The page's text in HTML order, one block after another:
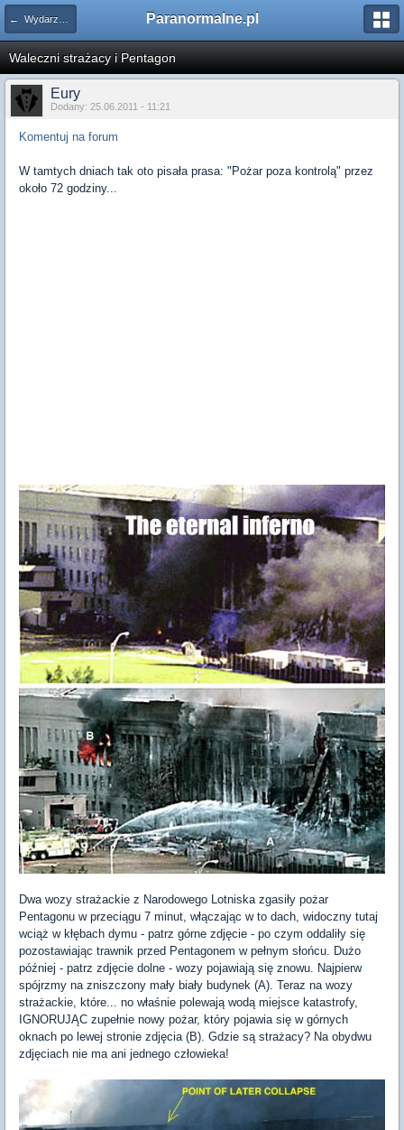
← Wydarzenia 9|11 Paranormalne.pl
Waleczni strażacy i Pentagon
Eury
Dodany: 25.06.2011 - 11:21
Komentuj na forum
W tamtych dniach tak oto pisała prasa: "Pożar poza kontrolą" przez
około 72 godziny...
Dwa wozy strażackie z Narodowego Lotniska zgasiły pożar
Pentagonu w przeciągu 7 minut, włączając w to dach, widoczny tutaj
wciąż w kłębach dymu - patrz górne zdjęcie - po czym oddaliły się
pozostawiając trawnik przed Pentagonem w pełnym słońcu. Dużo
później - patrz zdjęcie dolne - wozy pojawiają się znowu. Najpierw
spójrzmy na zniszczony mały biały budynek (A). Teraz na wozy
strażackie, które... no właśnie polewają wodą miejsce katastrofy,
IGNORUJĄC zupełnie nowy pożar, który pojawia się w górnych
oknach po lewej stronie zdjęcia (B). Gdzie są strażacy? Na obydwu
zdjęciach nie ma ani jednego człowieka!